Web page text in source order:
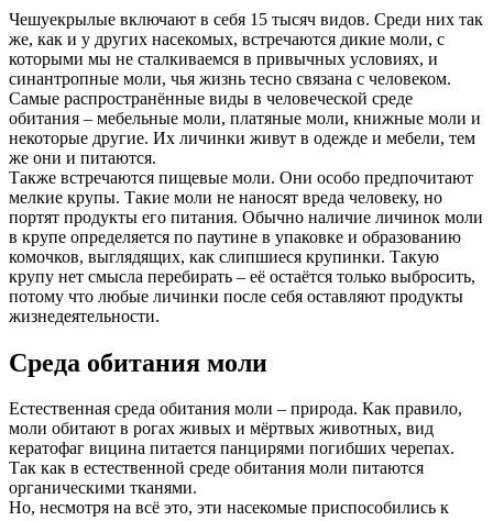
Чешуекрылые включают в себя 15 тысяч видов. Среди них так
же, как и у других насекомых, встречаются дикие моли, с
которыми мы не сталкиваемся в привычных условиях, и
синантропные моли, чья жизнь тесно связана с человеком.
Самые распространённые виды в человеческой среде
обитания – мебельные моли, платяные моли, книжные моли и
некоторые другие. Их личинки живут в одежде и мебели, тем
же они и питаются.
Также встречаются пищевые моли. Они особо предпочитают
мелкие крупы. Такие моли не наносят вреда человеку, но
портят продукты его питания. Обычно наличие личинок моли
в крупе определяется по паутине в упаковке и образованию
комочков, выглядящих, как слипшиеся крупинки. Такую
крупу нет смысла перебирать – её остаётся только выбросить,
потому что любые личинки после себя оставляют продукты
жизнедеятельности.
Среда обитания моли
Естественная среда обитания моли – природа. Как правило,
моли обитают в рогах живых и мёртвых животных, вид
кератофаг вицина питается панцирями погибших черепах.
Так как в естественной среде обитания моли питаются
органическими тканями.
Но, несмотря на всё это, эти насекомые приспособились к